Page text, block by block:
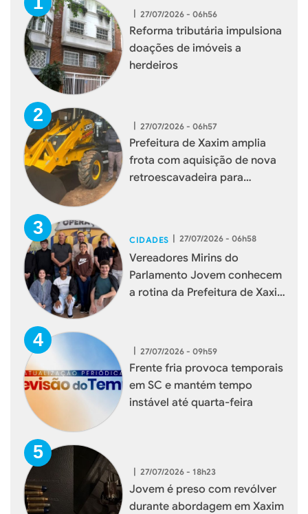
| 27/07/2026 - 06h56
Reforma tributária impulsiona
doações de imóveis a
herdeiros
| 27/07/2026 - 06h57
Prefeitura de Xaxim amplia
frota com aquisição de nova
retroescavadeira para
CIDADES | 27/07/2026 - 06h58
Vereadores Mirins do
Parlamento Jovem conhecem
a rotina da Prefeitura de Xaxim
| 27/07/2026 - 09h59
Frente fria provoca temporais
em SC e mantém tempo
instável até quarta-feira
| 27/07/2026 - 18h23
Jovem é preso com revólver
durante abordagem em Xaxim